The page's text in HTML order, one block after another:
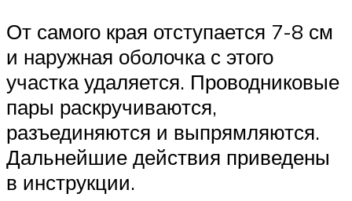
От самого края отступается 7-8 см
и наружная оболочка с этого
участка удаляется. Проводниковые
пары раскручиваются,
разъединяются и выпрямляются.
Дальнейшие действия приведены
в инструкции.